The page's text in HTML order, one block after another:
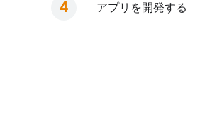
アプリを開発する